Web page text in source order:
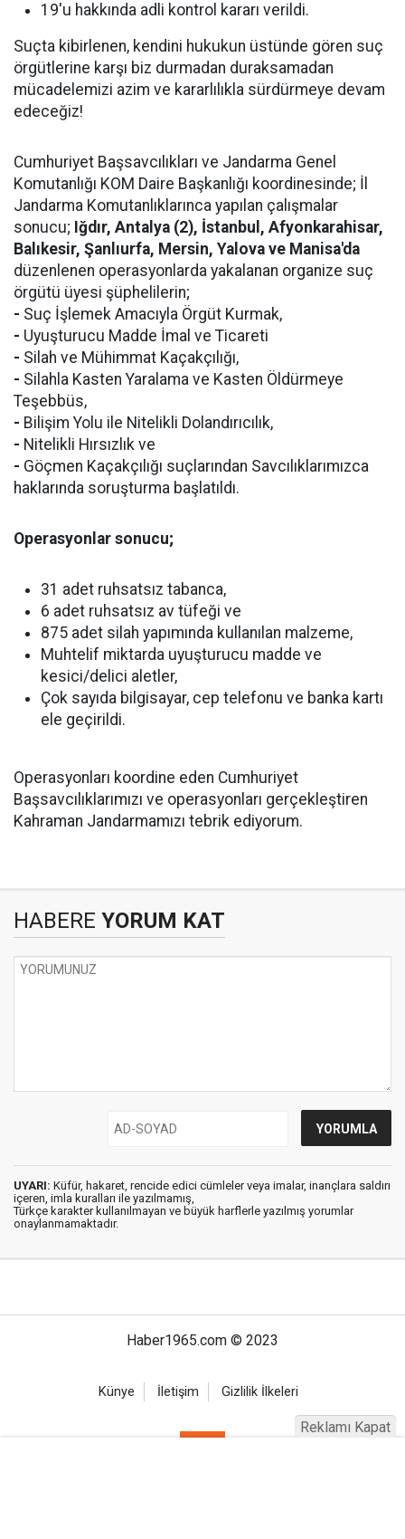
19'u hakkında adli kontrol kararı verildi.
Suçta kibirlenen, kendini hukukun üstünde gören suç
örgütlerine karşı biz durmadan duraksamadan
mücadelemizi azim ve kararlılıkla sürdürmeye devam
edeceğiz!
Cumhuriyet Başsavcılıkları ve Jandarma Genel
Komutanlığı KOM Daire Başkanlığı koordinesinde; İl
Jandarma Komutanlıklarınca yapılan çalışmalar
sonucu; Iğdır, Antalya (2), İstanbul, Afyonkarahisar,
Balıkesir, Şanlıurfa, Mersin, Yalova ve Manisa'da
düzenlenen operasyonlarda yakalanan organize suç
örgütü üyesi şüphelilerin;
- Suç İşlemek Amacıyla Örgüt Kurmak,
- Uyuşturucu Madde İmal ve Ticareti
- Silah ve Mühimmat Kaçakçılığı,
- Silahla Kasten Yaralama ve Kasten Öldürmeye
Teşebbüs,
- Bilişim Yolu ile Nitelikli Dolandırıcılık,
- Nitelikli Hırsızlık ve
- Göçmen Kaçakçılığı suçlarından Savcılıklarımızca
haklarında soruşturma başlatıldı.
Operasyonlar sonucu;
31 adet ruhsatsız tabanca,
6 adet ruhsatsız av tüfeği ve
875 adet silah yapımında kullanılan malzeme,
Muhtelif miktarda uyuşturucu madde ve
kesici/delici aletler,
Çok sayıda bilgisayar, cep telefonu ve banka kartı
ele geçirildi.
Operasyonları koordine eden Cumhuriyet
Başsavcılıklarımızı ve operasyonları gerçekleştiren
Kahraman Jandarmamızı tebrik ediyorum.
HABERE YORUM KAT
UYARI: Küfür, hakaret, rencide edici cümleler veya imalar, inançlara saldırı
içeren, imla kuralları ile yazılmamış,
Türkçe karakter kullanılmayan ve büyük harflerle yazılmış yorumlar
onaylanmamaktadır.
Haber1965.com © 2023
Künye İletişim Gizlilik İlkeleri
Reklamı Kapat